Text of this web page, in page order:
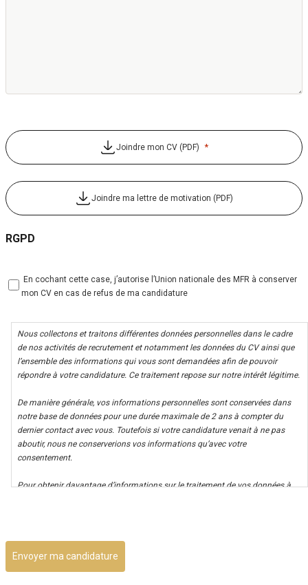
Joindre mon CV (PDF) *
Joindre ma lettre de motivation (PDF)
RGPD
 En cochant cette case, j’autorise l’Union nationale des MFR à conserver
mon CV en cas de refus de ma candidature
Nous collectons et traitons différentes données personnelles dans le cadre
de nos activités de recrutement et notamment les données du CV ainsi que
l’ensemble des informations qui vous sont demandées afin de pouvoir
répondre à votre candidature. Ce traitement repose sur notre intérêt légitime.
De manière générale, vos informations personnelles sont conservées dans
notre base de données pour une durée maximale de 2 ans à compter du
dernier contact avec vous. Toutefois si votre candidature venait à ne pas
aboutir, nous ne conserverions vos informations qu’avec votre
consentement.
Pour obtenir davantage d’informations sur le traitement de vos données à
Il vous est possible d’avoir un accès à vos données, ainsi que de les rectifier,
ou d’exercer votre droit à la limitation de leur utilisation. Par ailleurs, vous
disposez d’un droit d’opposition à cette utilisation et d’effacement de ces